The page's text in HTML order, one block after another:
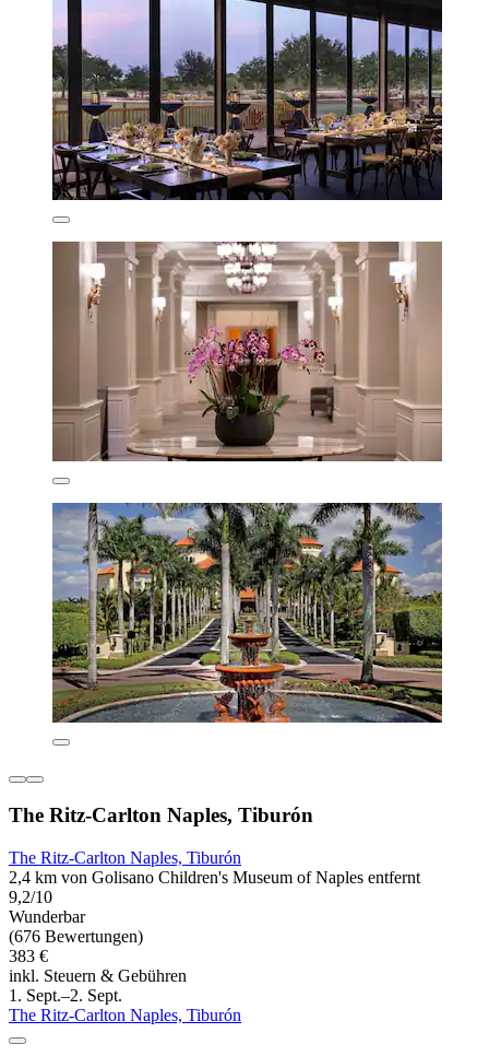
The Ritz-Carlton Naples, Tiburón
The Ritz-Carlton Naples, Tiburón
2,4 km von Golisano Children's Museum of Naples entfernt
9,2/10
Wunderbar
(676 Bewertungen)
383 €
inkl. Steuern & Gebühren
1. Sept.–2. Sept.
The Ritz-Carlton Naples, Tiburón